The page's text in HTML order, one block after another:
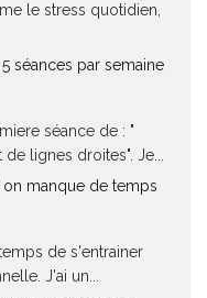
le stress quotidien,
séances par semaine
séance de : "
lignes droites". Je...
manque de temps
de s'entrainer
J'ai un...